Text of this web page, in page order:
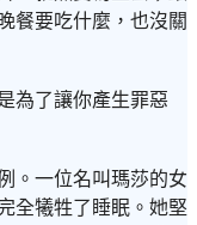
餐要吃什麼，也沒關
為了讓你產生罪惡
。一位名叫瑪莎的女
全犧牲了睡眠。她堅